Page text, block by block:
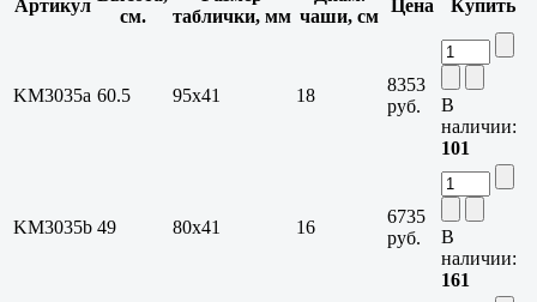
Артикул
см.
таблички, мм чаши, см
Цена Купить
KM3035a 60.5 95х41 18
8353
руб.
В
наличии:
101
KM3035b 49 80х41 16
6735
руб.
В
наличии:
161